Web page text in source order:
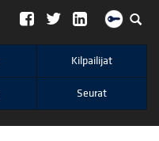
Kilpailijat
Seurat